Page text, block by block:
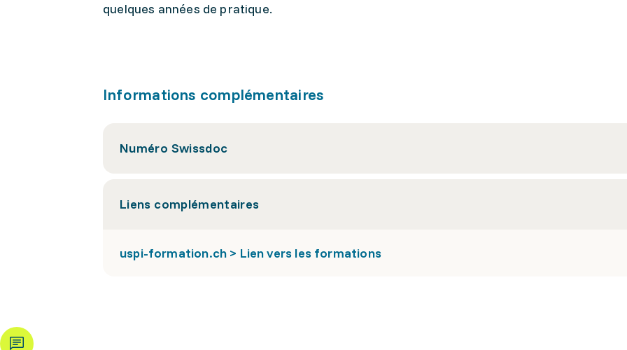
quelques années de pratique.
Informations complémentaires
Numéro Swissdoc
Liens complémentaires
uspi-formation.ch > Lien vers les formations